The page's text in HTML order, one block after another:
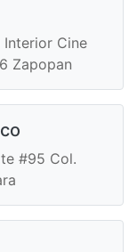
Cine
Zapopan
#95 Col.